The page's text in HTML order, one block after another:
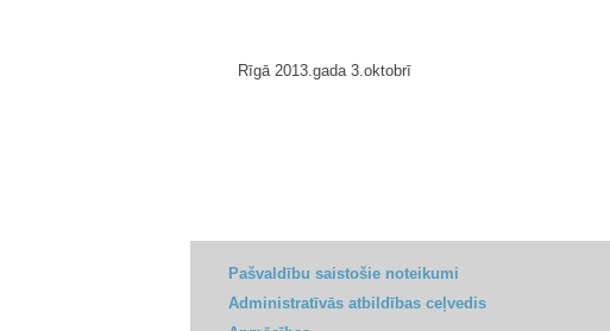
Rīgā 2013.gada 3.oktobrī
Pašvaldību saistošie noteikumi
Administratīvās atbildības ceļvedis